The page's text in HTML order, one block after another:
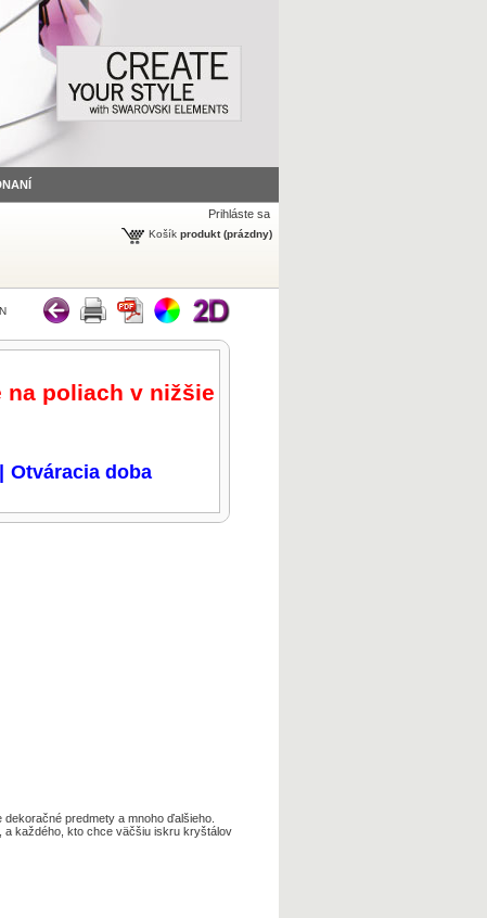
Prihláste sa
Košík produkt (prázdny)
zväčšiť obrázok
poliach v nižšie
Otváracia doba
dekoračné predmety a mnoho ďalšieho
a každého, kto chce väčšiu iskru kryštálov